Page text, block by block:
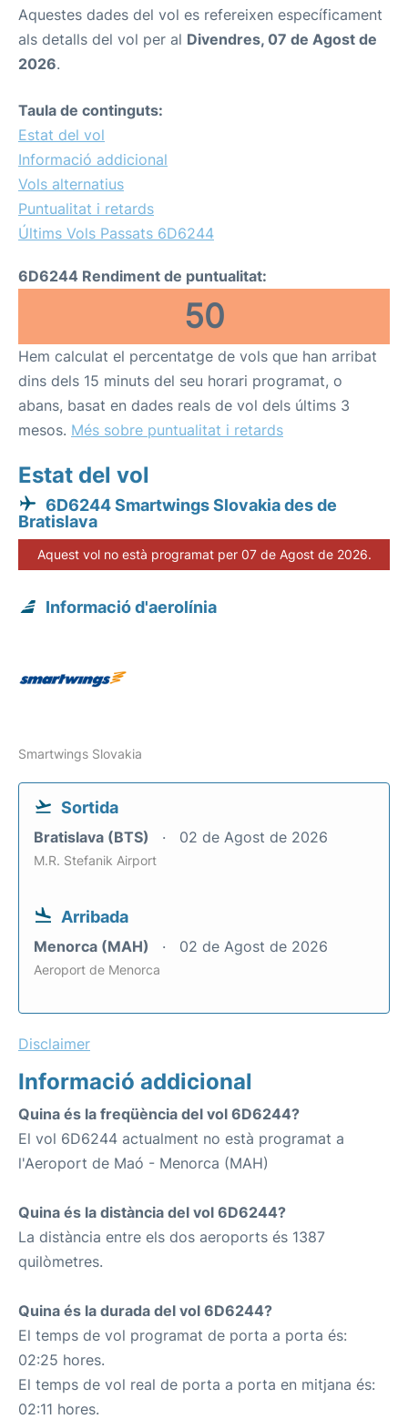
Aquestes dades del vol es refereixen específicament
als detalls del vol per al Divendres, 07 de Agost de
2026.
Taula de continguts:
Estat del vol
Informació addicional
Vols alternatius
Puntualitat i retards
Últims Vols Passats 6D6244
6D6244 Rendiment de puntualitat:
50
Hem calculat el percentatge de vols que han arribat
dins dels 15 minuts del seu horari programat, o
abans, basat en dades reals de vol dels últims 3
mesos. Més sobre puntualitat i retards
Estat del vol
6D6244 Smartwings Slovakia des de
Bratislava
Aquest vol no està programat per 07 de Agost de 2026.
Informació d'aerolínia
Smartwings Slovakia
Sortida
Bratislava (BTS) 02 de Agost de 2026
M.R. Stefanik Airport
Arribada
Menorca (MAH) 02 de Agost de 2026
Aeroport de Menorca
Disclaimer
Informació addicional
Quina és la freqüència del vol 6D6244?
El vol 6D6244 actualment no està programat a
l'Aeroport de Maó - Menorca (MAH)
Quina és la distància del vol 6D6244?
La distància entre els dos aeroports és 1387
quilòmetres.
Quina és la durada del vol 6D6244?
El temps de vol programat de porta a porta és:
02:25 hores.
El temps de vol real de porta a porta en mitjana és:
02:11 hores.